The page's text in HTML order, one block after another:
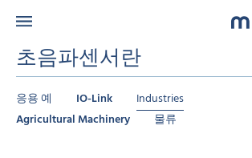
초음파센서란
응용 예 IO-Link
Industries
Agricultural Machinery
물류